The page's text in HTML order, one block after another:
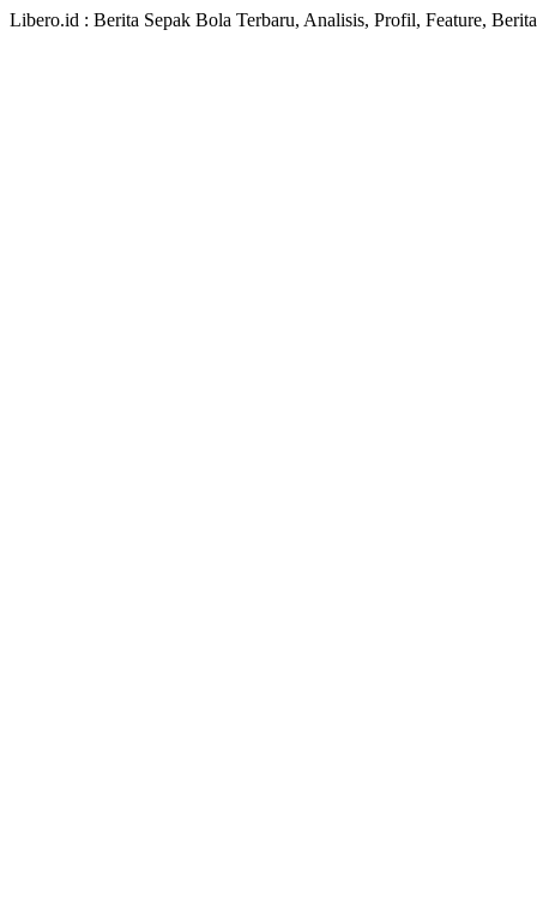
Libero.id : Berita Sepak Bola Terbaru, Analisis, Profil, Feature,